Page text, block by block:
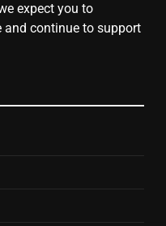
लालू परिवार पर बड़ा झटका,
ने IRCTC घोटाले में आरोप
expect you to
and continue to support